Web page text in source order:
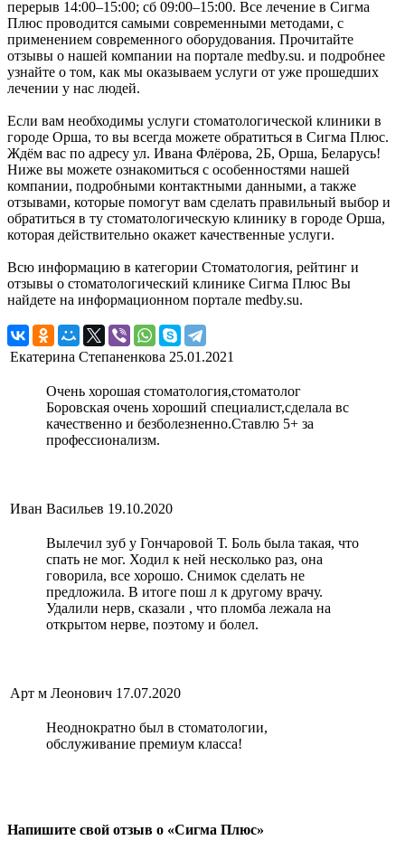
перерыв 14:00–15:00; сб 09:00–15:00. Все лечение в Сигма
Плюс проводится самыми современными методами, с
применением современного оборудования. Прочитайте
отзывы о нашей компании на портале medby.su. и подробнее
узнайте о том, как мы оказываем услуги от уже прошедших
лечении у нас людей.
Если вам необходимы услуги стоматологической клиники в
городе Орша, то вы всегда можете обратиться в Сигма Плюс.
Ждём вас по адресу ул. Ивана Флёрова, 2Б, Орша, Беларусь!
Ниже вы можете ознакомиться с особенностями нашей
компании, подробными контактными данными, а также
отзывами, которые помогут вам сделать правильный выбор и
обратиться в ту стоматологическую клинику в городе Орша,
которая действительно окажет качественные услуги.
Всю информацию в категории Стоматология, рейтинг и
отзывы о стоматологический клинике Сигма Плюс Вы
найдете на информационном портале medby.su.
Екатерина Степаненкова 25.01.2021
Очень хорошая стоматология,стоматолог
Боровская очень хороший специалист,сделала вс
качественно и безболезненно.Ставлю 5+ за
профессионализм.
Иван Васильев 19.10.2020
Вылечил зуб у Гончаровой Т. Боль была такая, что
спать не мог. Ходил к ней несколько раз, она
говорила, все хорошо. Снимок сделать не
предложила. В итоге пош л к другому врачу.
Удалили нерв, сказали , что пломба лежала на
открытом нерве, поэтому и болел.
Арт м Леонович 17.07.2020
Неоднократно был в стоматологии,
обслуживание премиум класса!
Напишите свой отзыв о «Сигма Плюс»